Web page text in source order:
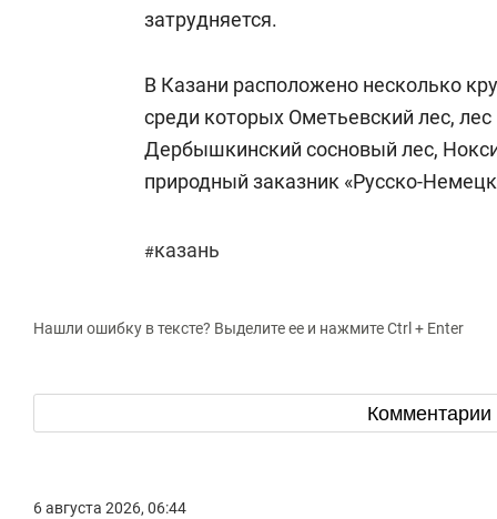
затрудняется.
В Казани расположено несколько
среди которых Ометьевский лес,
Дербышкинский сосновый лес,
природный заказник «Русско-
#казань
Нашли ошибку в тексте? Выделите ее и нажмите Ctrl + Enter
Комментарии
6 августа 2026, 06:44